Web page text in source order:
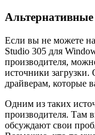
Альтернативные
Если вы не можете
Studio 305 для
производителя,
источники
драйверам, которые
Одним из таких
производителя. Там
обсуждают свои